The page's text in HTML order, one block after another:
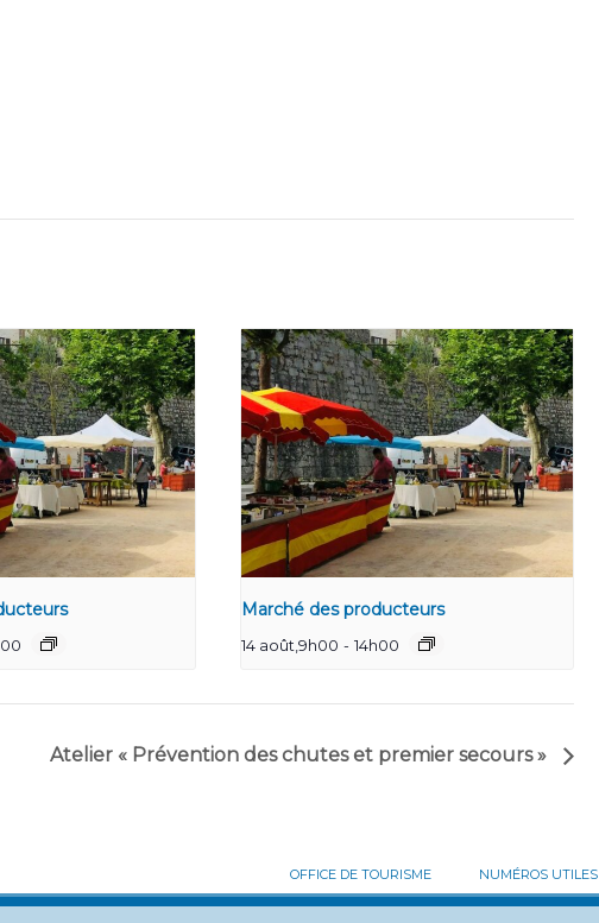
Marché des producteurs
14 août,9h00 - 14h00
Atelier « Prévention des chutes et premier secours »
OFFICE DE TOURISME NUMÉROS UTILES